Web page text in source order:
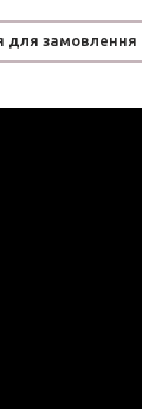
для замовлення